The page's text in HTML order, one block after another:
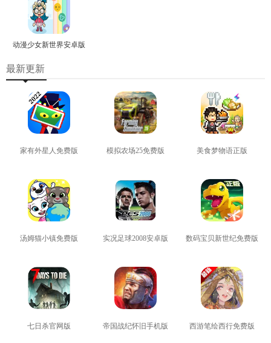
动漫少女新世界安卓版
最新更新
家有外星人免费版 模拟农场25免费版 美食梦物语正版
汤姆猫小镇免费版 实况足球2008安卓版 数码宝贝新世纪免费版
七日杀官网版 帝国战纪怀旧手机版 西游笔绘西行免费版